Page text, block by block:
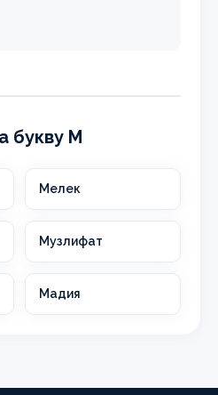
букву М
Мелек
Музлифат
Мадия